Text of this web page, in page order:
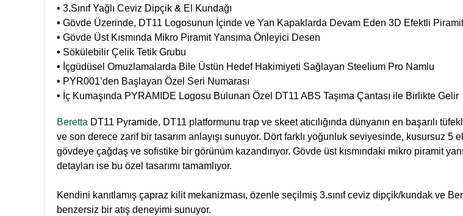
• 3.Sınıf Yağlı Ceviz Dipçik & El Kundağı
• Gövde Üzerinde, DT11 Logosunun İçinde ve Yan Kapaklarda Devam Eden 3D Efektli
• Gövde Üst Kısmında Mikro Piramit Yansıma Önleyici Desen
• Sökülebilir Çelik Tetik Grubu
• İçgüdüsel Omuzlamalarda Bile Üstün Hedef Hakimiyeti Sağlayan Steelium Pro Namlu
• PYR001’den Başlayan Özel Seri Numarası
• İç Kumaşında PYRAMIDE Logosu Bulunan Özel DT11 ABS Taşıma Çantası ile Birlikte Gelir
Beretta DT11 Pyramide, DT11 platformunu trap ve skeet atıcılığında dünyanın en başarılı
ve son derece zarif bir tasarım anlayışı sunuyor. Dört farklı yoğunluk seviyesinde, kusursuz
gövdeye çağdaş ve sofistike bir görünüm kazandırıyor. Gövde üst kısmındaki mikro piramit
detayları ise bu özel tasarımı tamamlıyor.
Kendini kanıtlamış çapraz kilit mekanizması, özenle seçilmiş 3.sınıf ceviz dipçik/kundak ve
benzersiz bir atış deneyimi sunuyor.